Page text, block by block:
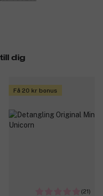
dig
Få 20 kr bonus
(21)